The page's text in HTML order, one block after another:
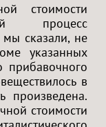
стоимости
процесс
мы сказали, не
указанных
прибавочного
в
произведена.
стоимости